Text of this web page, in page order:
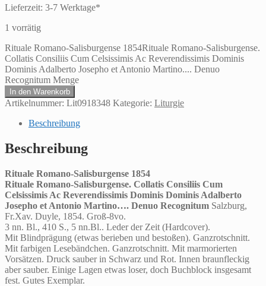
Lieferzeit: 3-7 Werktage*
1 vorrätig
Rituale Romano-Salisburgense 1854Rituale Romano-Salisburgense.
Collatis Consiliis Cum Celsissimis Ac Reverendissimis Dominis
Dominis Adalberto Josepho et Antonio Martino.... Denuo
Recognitum Menge
In den Warenkorb
Artikelnummer: Lit0918348 Kategorie: Liturgie
Beschreibung
Beschreibung
Rituale Romano-Salisburgense 1854
Rituale Romano-Salisburgense. Collatis Consiliis Cum
Celsissimis Ac Reverendissimis Dominis Dominis Adalberto
Josepho et Antonio Martino…. Denuo Recognitum Salzburg,
Fr.Xav. Duyle, 1854. Groß-8vo.
3 nn. Bl., 410 S., 5 nn.Bl.. Leder der Zeit (Hardcover).
Mit Blindprägung (etwas berieben und bestoßen). Ganzrotschnitt.
Mit farbigen Lesebändchen. Ganzrotschnitt. Mit marmorierten
Vorsätzen. Druck sauber in Schwarz und Rot. Innen braunfleckig
aber sauber. Einige Lagen etwas loser, doch Buchblock insgesamt
fest. Gutes Exemplar.